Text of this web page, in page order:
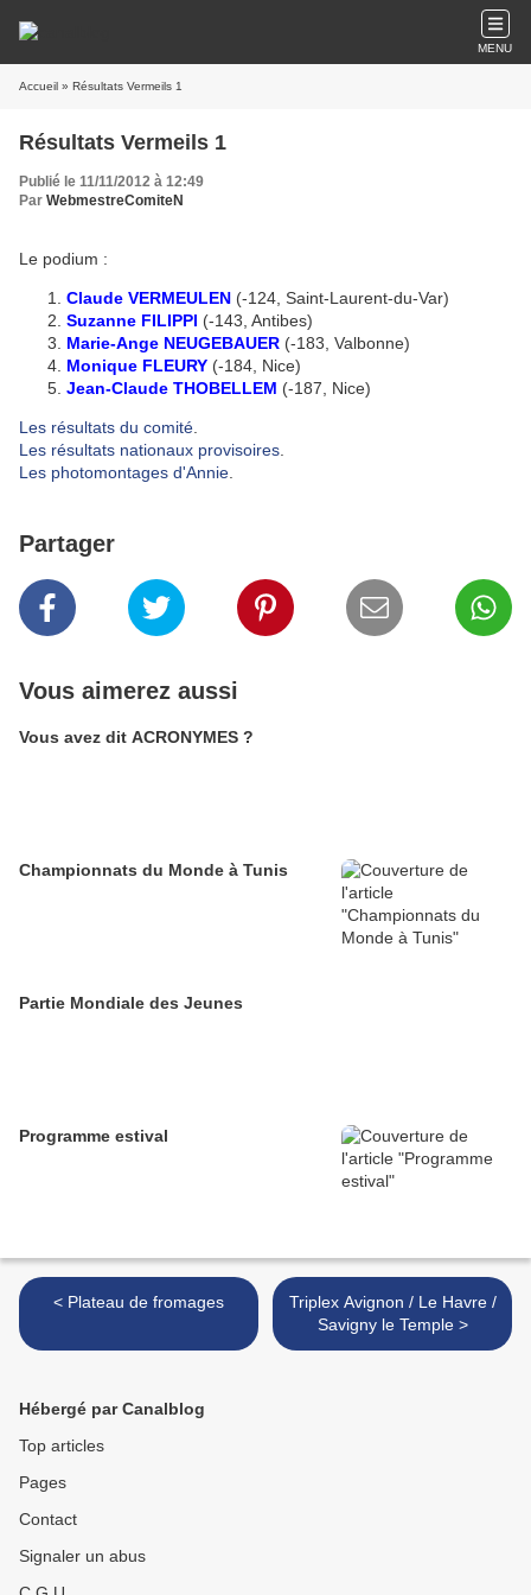
MENU
Accueil » Résultats Vermeils 1
Résultats Vermeils 1
Publié le 11/11/2012 à 12:49
Par WebmestreComiteN
Le podium :
Claude VERMEULEN (-124, Saint-Laurent-du-Var)
Suzanne FILIPPI (-143, Antibes)
Marie-Ange NEUGEBAUER (-183, Valbonne)
Monique FLEURY (-184, Nice)
Jean-Claude THOBELLEM (-187, Nice)
Les résultats du comité
Les résultats nationaux provisoires
Les photomontages d'Annie
Partager
Vous aimerez aussi
Vous avez dit ACRONYMES ?
Championnats du Monde à Tunis
Partie Mondiale des Jeunes
Programme estival
< Plateau de fromages
Triplex Avignon / Le Havre /
Savigny le Temple >
Hébergé par Canalblog
Top articles
Pages
Contact
Signaler un abus